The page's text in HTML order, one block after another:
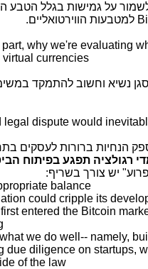
לשמור על גמישות בגלל
למטבעות הווירטואליים.
why we're evaluating
virtual currencies
נשיא וחשוב להתמקד
legal dispute would
הנחיות ברורות לעסקים
רגולציה תפגע בפיתוח
יש צורך בשריף:
balance
could cripple its
entered the Bitcoin
we do well-- namely,
due diligence on startups,
of the law